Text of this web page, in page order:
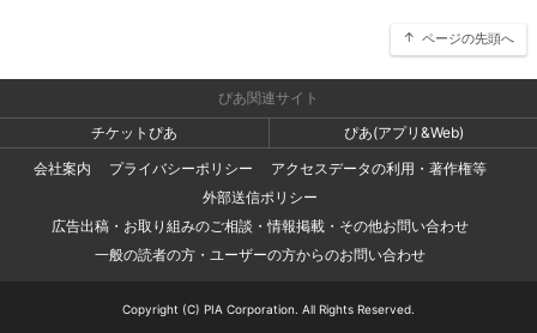
ページの先頭へ
ぴあ関連サイト
チケットぴあ
ぴあ(アプリ&Web)
会社案内
プライバシーポリシー
アクセスデータの利用・著作権等
外部送信ポリシー
広告出稿・お取り組みのご相談・情報掲載・その他お問い合わせ
一般の読者の方・ユーザーの方からのお問い合わせ
Copyright (C) PIA Corporation. All Rights Reserved.